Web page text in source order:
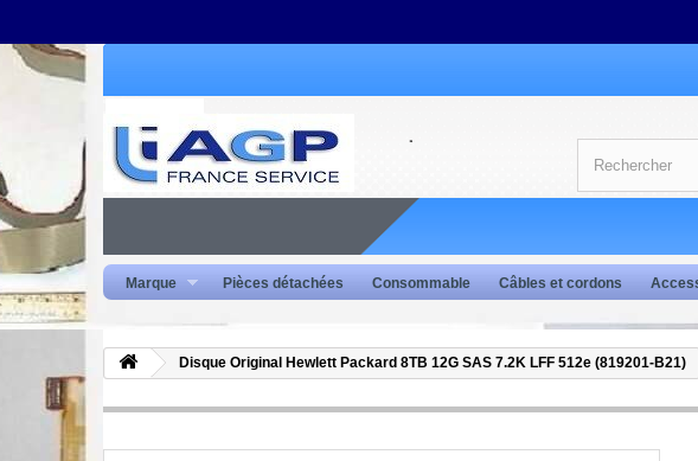
Marque Pièces détachées Consommable Câbles et cordons
Disque Original Hewlett Packard 8TB 12G SAS 7.2K LFF 512e (819201-B21)